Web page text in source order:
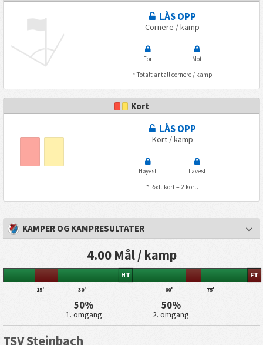
LÅS OPP
Cornere / kamp
For
Mot
* Totalt antall cornere / kamp
Kort
LÅS OPP
Kort / kamp
Høyest
Lavest
* Rødt kort = 2 kort.
KAMPER OG KAMPRESULTATER
4.00 Mål / kamp
15' 30'
HT
60' 75'
FT
50%
1. omgang
50%
2. omgang
TSV Steinbach